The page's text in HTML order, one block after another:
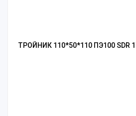
ТРОЙНИК 110*50*110 ПЭ100 SDR